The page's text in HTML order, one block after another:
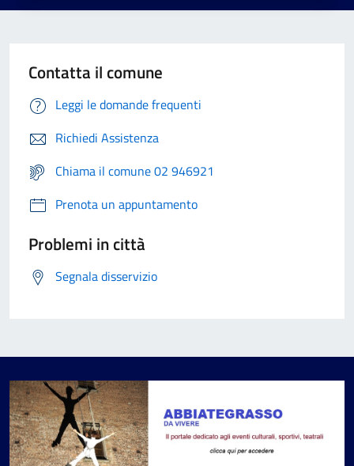
Contatta il comune
Leggi le domande frequenti
Richiedi Assistenza
Chiama il comune 02 946921
Prenota un appuntamento
Problemi in città
Segnala disservizio